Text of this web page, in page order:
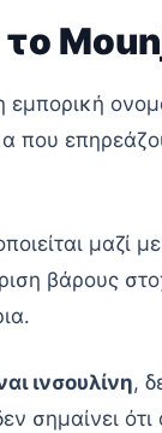
το
εμπορική
που
μαζί
βάρους
ινσουλίνη,
σημαίνει